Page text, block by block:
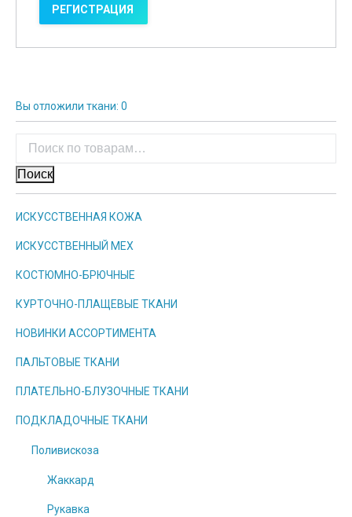
Вы отложили ткани: 0
Поиск
ИСКУССТВЕННАЯ КОЖА
ИСКУССТВЕННЫЙ МЕХ
КОСТЮМНО-БРЮЧНЫЕ
КУРТОЧНО-ПЛАЩЕВЫЕ ТКАНИ
НОВИНКИ АССОРТИМЕНТА
ПАЛЬТОВЫЕ ТКАНИ
ПЛАТЕЛЬНО-БЛУЗОЧНЫЕ ТКАНИ
ПОДКЛАДОЧНЫЕ ТКАНИ
Поливискоза
Жаккард
Рукавка